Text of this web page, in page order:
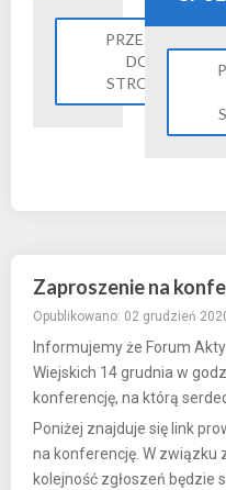
PRZEJDŹ
DO
STRONY
Zaproszenie na
Opublikowano: 02 grudzień
Informujemy że Forum
Wiejskich 14 grudnia w
konferencję, na którą
Poniżej znajduje się link
na konferencję. W związku
kolejność zgłoszeń będzie